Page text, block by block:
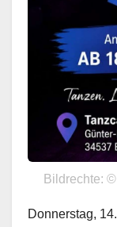
Bildrechte:
Donnerstag,